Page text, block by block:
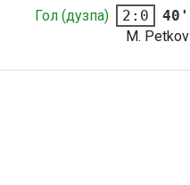
Гол (дузпа) 2:0
40'
M. Petkov